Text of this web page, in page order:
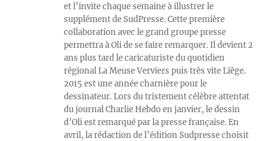
et l’invite chaque semaine à illustrer le
supplément de SudPresse. Cette première
collaboration avec le grand groupe presse
permettra à Oli de se faire remarquer. Il devient 2
ans plus tard le caricaturiste du quotidien
régional La Meuse Verviers puis très vite Liège.
2015 est une année charnière pour le
dessinateur. Lors du tristement célèbre attentat
du journal Charlie Hebdo en janvier, le dessin
d’Oli est remarqué par la presse française. En
avril, la rédaction de l’édition Sudpresse choisit